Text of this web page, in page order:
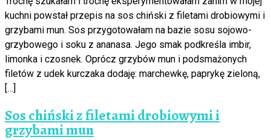
kuchni powstał przepis na sos chiński z filetami drobiowymi i
grzybami mun. Sos przygotowałam na bazie sosu sojowo-
grzybowego i soku z ananasa. Jego smak podkreśla imbir,
limonka i czosnek. Oprócz grzybów mun i podsmażonych
filetów z udek kurczaka dodaję: marchewkę, paprykę zieloną,
[…]
Sos chiński z filetami drobiowymi i
grzybami mun